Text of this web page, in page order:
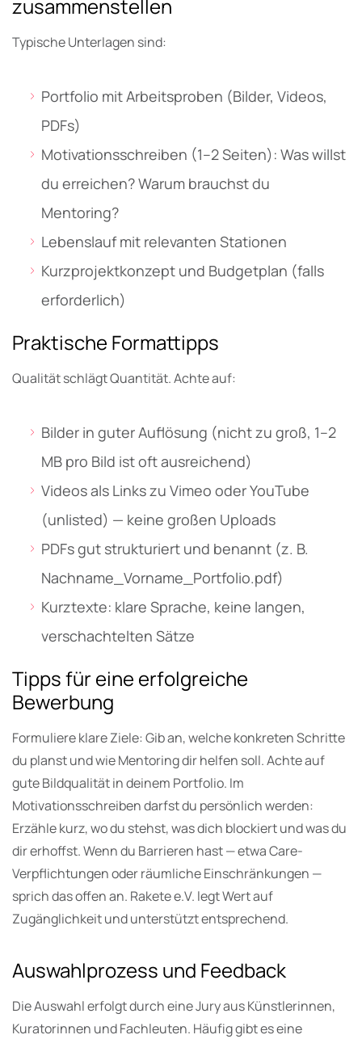
zusammenstellen
Typische Unterlagen sind:
Portfolio mit Arbeitsproben (Bilder, Videos,
PDFs)
Motivationsschreiben (1–2 Seiten): Was willst
du erreichen? Warum brauchst du
Mentoring?
Lebenslauf mit relevanten Stationen
Kurzprojektkonzept und Budgetplan (falls
erforderlich)
Praktische Formattipps
Qualität schlägt Quantität. Achte auf:
Bilder in guter Auflösung (nicht zu groß, 1–2
MB pro Bild ist oft ausreichend)
Videos als Links zu Vimeo oder YouTube
(unlisted) — keine großen Uploads
PDFs gut strukturiert und benannt (z. B.
Nachname_Vorname_Portfolio.pdf)
Kurztexte: klare Sprache, keine langen,
verschachtelten Sätze
Tipps für eine erfolgreiche
Bewerbung
Formuliere klare Ziele: Gib an, welche konkreten Schritte
du planst und wie Mentoring dir helfen soll. Achte auf
gute Bildqualität in deinem Portfolio. Im
Motivationsschreiben darfst du persönlich werden:
Erzähle kurz, wo du stehst, was dich blockiert und was du
dir erhoffst. Wenn du Barrieren hast — etwa Care-
Verpflichtungen oder räumliche Einschränkungen —
sprich das offen an. Rakete e.V. legt Wert auf
Zugänglichkeit und unterstützt entsprechend.
Auswahlprozess und Feedback
Die Auswahl erfolgt durch eine Jury aus Künstlerinnen,
Kuratorinnen und Fachleuten. Häufig gibt es eine